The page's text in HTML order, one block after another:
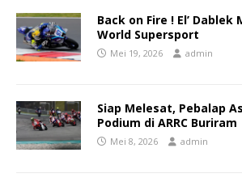
Back on Fire ! El’
World Supersport
Mei 19, 2026 admin
Siap Melesat, Pebalap
Podium di ARRC Buriram
Mei 8, 2026 admin